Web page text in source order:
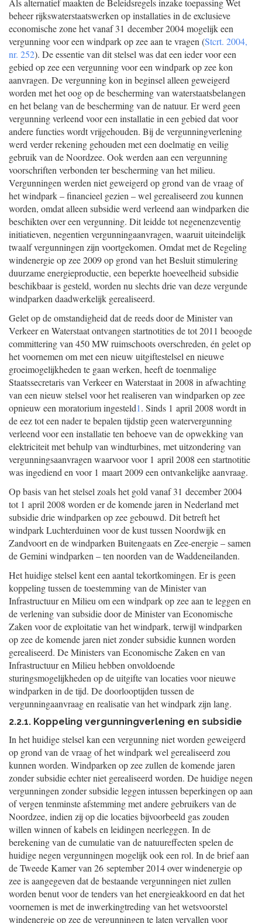
Als alternatief maakten de Beleidsregels inzake toepassing Wet
beheer rijkswaterstaatswerken op installaties in de exclusieve
economische zone het vanaf 31 december 2004 mogelijk een
vergunning voor een windpark op zee aan te vragen (Stcrt. 2004,
nr. 252). De essentie van dit stelsel was dat een ieder voor een
gebied op zee een vergunning voor een windpark op zee kon
aanvragen. De vergunning kon in beginsel alleen geweigerd
worden met het oog op de bescherming van waterstaatsbelangen
en het belang van de bescherming van de natuur. Er werd geen
vergunning verleend voor een installatie in een gebied dat voor
andere functies wordt vrijgehouden. Bij de vergunningverlening
werd verder rekening gehouden met een doelmatig en veilig
gebruik van de Noordzee. Ook werden aan een vergunning
voorschriften verbonden ter bescherming van het milieu.
Vergunningen werden niet geweigerd op grond van de vraag of
het windpark – financieel gezien – wel gerealiseerd zou kunnen
worden, omdat alleen subsidie werd verleend aan windparken die
beschikten over een vergunning. Dit leidde tot negenenzeventig
initiatieven, negentien vergunningaanvragen, waaruit uiteindelijk
twaalf vergunningen zijn voortgekomen. Omdat met de Regeling
windenergie op zee 2009 op grond van het Besluit stimulering
duurzame energieproductie, een beperkte hoeveelheid subsidie
beschikbaar is gesteld, worden nu slechts drie van deze vergunde
windparken daadwerkelijk gerealiseerd.
Gelet op de omstandigheid dat de reeds door de Minister van
Verkeer en Waterstaat ontvangen startnotities de tot 2011 beoogde
committering van 450 MW ruimschoots overschreden, én gelet op
het voornemen om met een nieuw uitgiftestelsel en nieuwe
groeimogelijkheden te gaan werken, heeft de toenmalige
Staatssecretaris van Verkeer en Waterstaat in 2008 in afwachting
van een nieuw stelsel voor het realiseren van windparken op zee
opnieuw een moratorium ingesteld1. Sinds 1 april 2008 wordt in
de eez tot een nader te bepalen tijdstip geen watervergunning
verleend voor een installatie ten behoeve van de opwekking van
elektriciteit met behulp van windturbines, met uitzondering van
vergunningsaanvragen waarvoor voor 1 april 2008 een startnotitie
was ingediend en voor 1 maart 2009 een ontvankelijke aanvraag.
Op basis van het stelsel zoals het gold vanaf 31 december 2004
tot 1 april 2008 worden er de komende jaren in Nederland met
subsidie drie windparken op zee gebouwd. Dit betreft het
windpark Luchterduinen voor de kust tussen Noordwijk en
Zandvoort en de windparken Buitengaats en Zee-energie – samen
de Gemini windparken – ten noorden van de Waddeneilanden.
Het huidige stelsel kent een aantal tekortkomingen. Er is geen
koppeling tussen de toestemming van de Minister van
Infrastructuur en Milieu om een windpark op zee aan te leggen en
de verlening van subsidie door de Minister van Economische
Zaken voor de exploitatie van het windpark, terwijl windparken
op zee de komende jaren niet zonder subsidie kunnen worden
gerealiseerd. De Ministers van Economische Zaken en van
Infrastructuur en Milieu hebben onvoldoende
sturingsmogelijkheden op de uitgifte van locaties voor nieuwe
windparken in de tijd. De doorlooptijden tussen de
vergunningaanvraag en realisatie van het windpark zijn lang.
2.2.1. Koppeling vergunningverlening en subsidie
In het huidige stelsel kan een vergunning niet worden geweigerd
op grond van de vraag of het windpark wel gerealiseerd zou
kunnen worden. Windparken op zee zullen de komende jaren
zonder subsidie echter niet gerealiseerd worden. De huidige negen
vergunningen zonder subsidie leggen intussen beperkingen op aan
of vergen tenminste afstemming met andere gebruikers van de
Noordzee, indien zij op die locaties bijvoorbeeld gas zouden
willen winnen of kabels en leidingen neerleggen. In de
berekening van de cumulatie van de natuureffecten spelen de
huidige negen vergunningen mogelijk ook een rol. In de brief aan
de Tweede Kamer van 26 september 2014 over windenergie op
zee is aangegeven dat de bestaande vergunningen niet zullen
worden benut voor de tenders van het energieakkoord en dat het
voornemen is met de inwerkingtreding van het wetsvoorstel
windenergie op zee de vergunningen te laten vervallen voor